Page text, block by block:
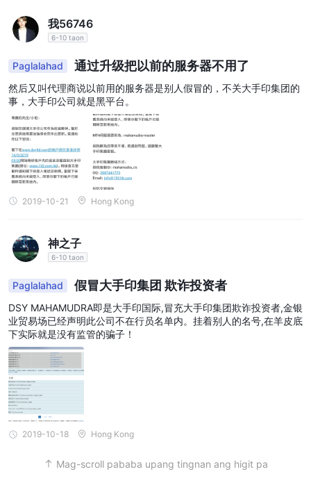
我56746
6-10 taon
Paglalahad 通过升级把以前的服务器不用了
然后又叫代理商说以前用的服务器是别人假冒的，不关大手印集团的
事，大手印公司就是黑平台。
2019-10-21 Hong Kong
神之子
6-10 taon
Paglalahad 假冒大手印集团 欺诈投资者
DSY MAHAMUDRA即是大手印国际,冒充大手印集团欺诈投资者,金银
业贸易场已经声明此公司不在行员名单内。挂着别人的名号,在羊皮底
下实际就是没有监管的骗子！
2019-10-18 Hong Kong
Mag-scroll pababa upang tingnan ang higit pa